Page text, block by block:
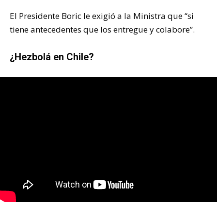
El Presidente Boric le exigió a la Ministra que “si
tiene antecedentes que los entregue y colabore”.
¿Hezbolá en Chile?